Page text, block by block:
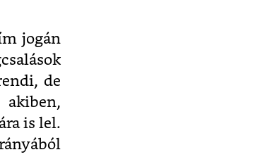
jogán
de
is lel.